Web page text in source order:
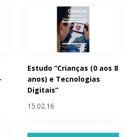
Estudo “Crianças (0 aos 8
anos) e Tecnologias
Digitais”
15.02.16